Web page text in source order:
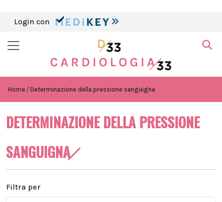
Login con
Home Determinazione della pressione sanguigna
DETERMINAZIONE DELLA PRESSIONE
SANGUIGNA
Filtra per